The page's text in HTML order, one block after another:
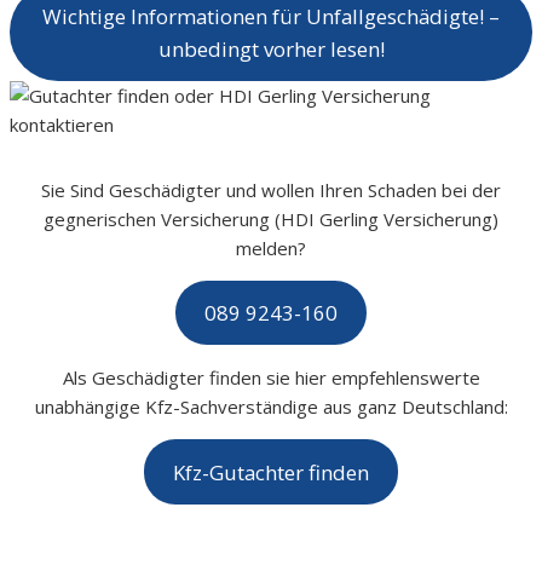
Wichtige Informationen für Unfallgeschädigte! –
unbedingt vorher lesen!
Sie Sind Geschädigter und wollen Ihren Schaden bei der
gegnerischen Versicherung (HDI Gerling Versicherung)
melden?
089 9243-160
Als Geschädigter finden sie hier empfehlenswerte
unabhängige Kfz-Sachverständige aus ganz Deutschland:
Kfz-Gutachter finden